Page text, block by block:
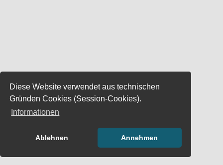
Diese Website verwendet aus technischen
Gründen Cookies (Session-Cookies).
Informationen
Ablehnen Annehmen